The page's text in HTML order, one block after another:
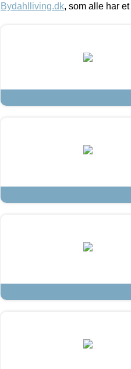
Bydahlliving.dk, som alle har